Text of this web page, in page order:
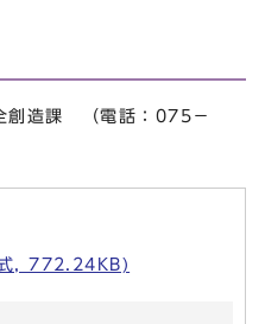
創造課 （電話：075－
, 772.24KB)